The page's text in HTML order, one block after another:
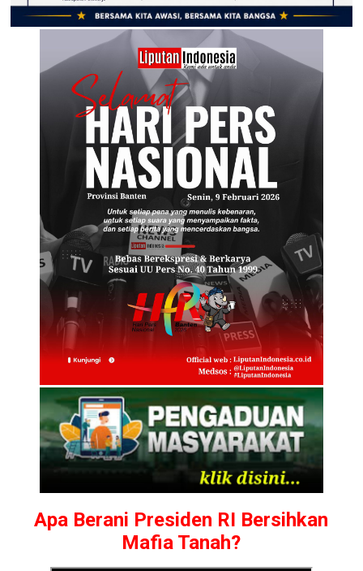
Apa Berani Presiden RI Bersihkan
Mafia Tanah?